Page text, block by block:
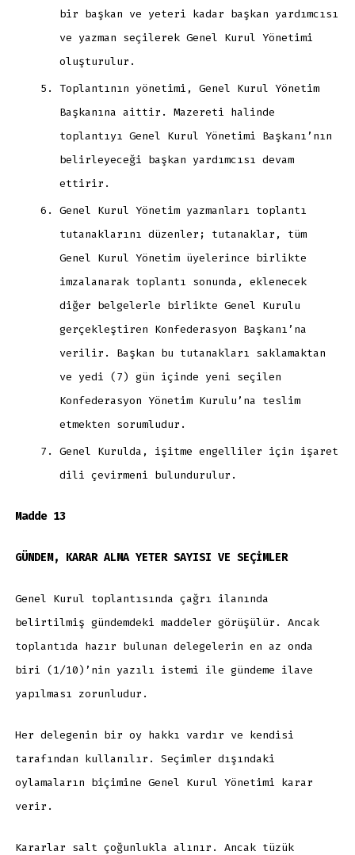
bir başkan ve yeteri kadar başkan yardımcısı
ve yazman seçilerek Genel Kurul Yönetimi
oluşturulur.
Toplantının yönetimi, Genel Kurul Yönetim
Başkanına aittir. Mazereti halinde
toplantıyı Genel Kurul Yönetimi Başkanı’nın
belirleyeceği başkan yardımcısı devam
ettirir.
Genel Kurul Yönetim yazmanları toplantı
tutanaklarını düzenler; tutanaklar, tüm
Genel Kurul Yönetim üyelerince birlikte
imzalanarak toplantı sonunda, eklenecek
diğer belgelerle birlikte Genel Kurulu
gerçekleştiren Konfederasyon Başkanı’na
verilir. Başkan bu tutanakları saklamaktan
ve yedi (7) gün içinde yeni seçilen
Konfederasyon Yönetim Kurulu’na teslim
etmekten sorumludur.
Genel Kurulda, işitme engelliler için işaret
dili çevirmeni bulundurulur.
Madde 13
GÜNDEM, KARAR ALMA YETER SAYISI VE SEÇİMLER
Genel Kurul toplantısında çağrı ilanında
belirtilmiş gündemdeki maddeler görüşülür. Ancak
toplantıda hazır bulunan delegelerin en az onda
biri (1/10)’nin yazılı istemi ile gündeme ilave
yapılması zorunludur.
Her delegenin bir oy hakkı vardır ve kendisi
tarafından kullanılır. Seçimler dışındaki
oylamaların biçimine Genel Kurul Yönetimi karar
verir.
Kararlar salt çoğunlukla alınır. Ancak tüzük